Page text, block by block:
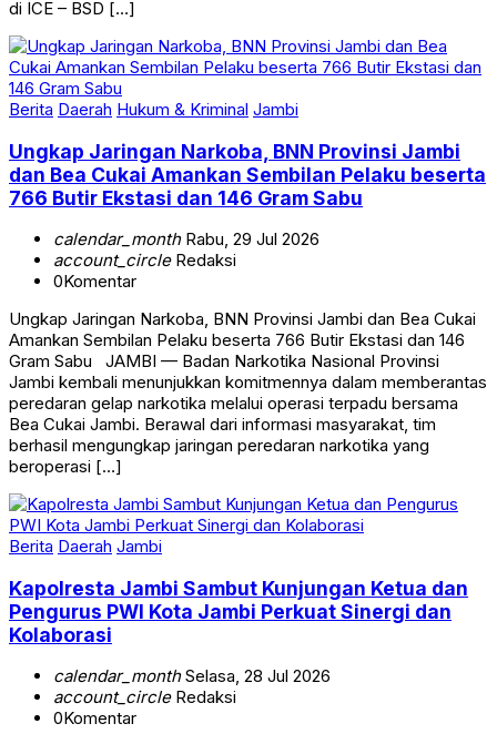
Berita Daerah Hukum & Kriminal
dan Bea Cukai Amankan Sembilan Pelaku beserta
766 Butir Ekstasi dan 146 Gram Sabu
account_circleRedaksi
0Komentar
Amankan Sembilan Pelaku beserta 766 Butir Ekstasi dan 146
Gram Sabu JAMBI — Badan Narkotika Nasional Provinsi
Jambi kembali menunjukkan komitmennya dalam memberantas
peredaran gelap narkotika melalui operasi terpadu bersama
Bea Cukai Jambi. Berawal dari informasi masyarakat, tim
berhasil mengungkap jaringan peredaran narkotika yang
beroperasi […]
Berita Daerah Jambi
Pengurus PWI Kota Jambi Perkuat Sinergi dan
Kolaborasi
account_circleRedaksi
0Komentar